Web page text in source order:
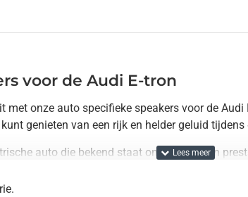
voor de Audi E-tron
met onze auto specifieke speakers voor de
genieten van een rijk en helder geluid tijdens
auto die bekend staat om zijn luxe en